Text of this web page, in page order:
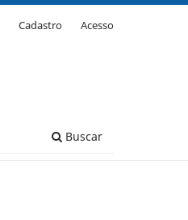
Buscar
Cadastro Acesso